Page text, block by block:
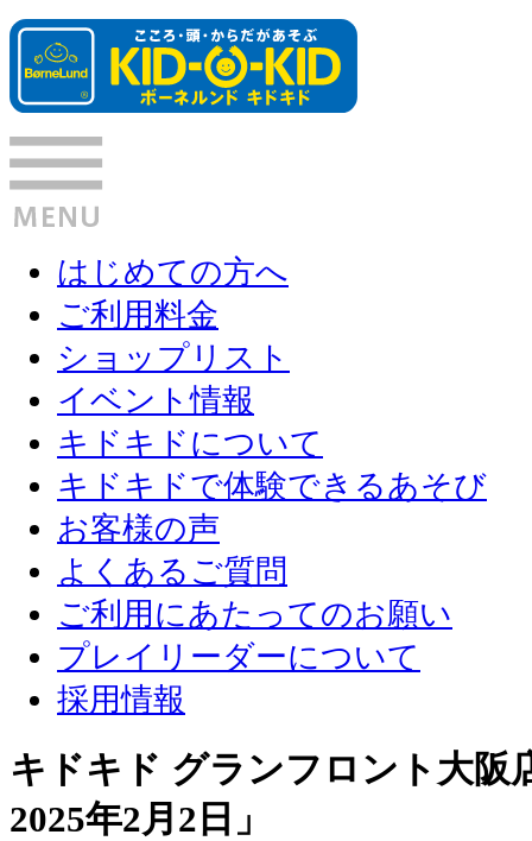
はじめての方へ
ご利用料金
ショップリスト
イベント情報
キドキドについて
キドキドで体験できるあそび
お客様の声
よくあるご質問
ご利用にあたってのお願い
プレイリーダーについて
採用情報
キドキド グランフロント大
2025年2月2日 」